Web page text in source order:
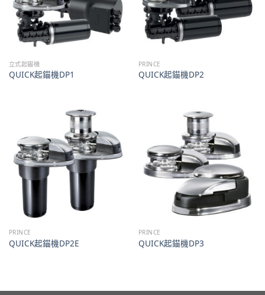
立式起錨機
QUICK起錨機DP1
PRINCE
QUICK起錨機DP2
PRINCE
QUICK起錨機DP2E
PRINCE
QUICK起錨機DP3